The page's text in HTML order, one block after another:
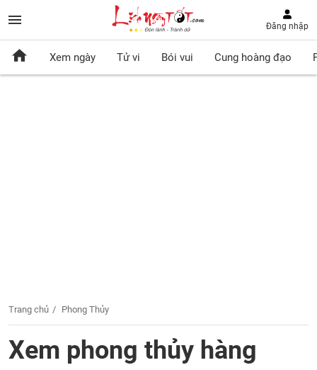
Đăng nhập
Xem ngày Tử vi Bói vui Cung hoàng đạo
Trang chủ Phong Thủy
Xem phong thủy hàng